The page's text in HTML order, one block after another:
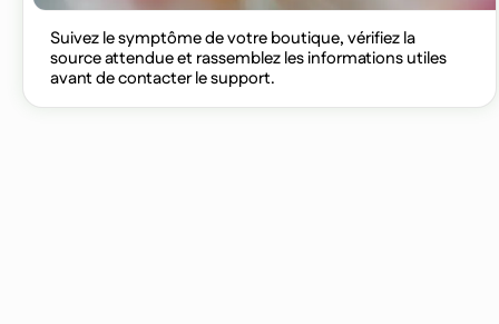
Suivez le symptôme de votre boutique, vérifiez la
source attendue et rassemblez les informations utiles
avant de contacter le support.